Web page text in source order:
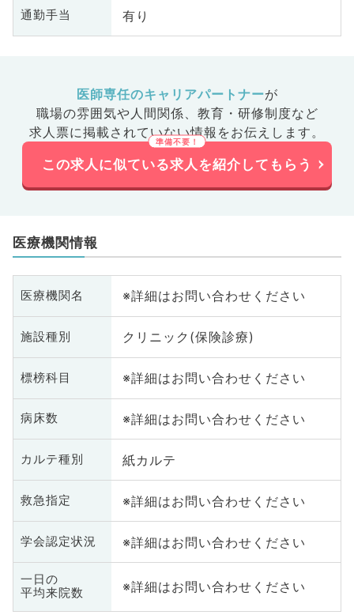
通勤手当 有り
医師専任のキャリアパートナーが
職場の雰囲気や人間関係、 教育・研修制度など
求人票に掲載されていない情報をお伝えします。
この求人に似ている求人を紹介してもらう
医療機関情報
医療機関名 ※詳細はお問い合わせください
施設種別 クリニック(保険診療)
標榜科目 ※詳細はお問い合わせください
病床数 ※詳細はお問い合わせください
カルテ種別 紙カルテ
救急指定 ※詳細はお問い合わせください
学会認定状況 ※詳細はお問い合わせください
一日の
平均来院数
※詳細はお問い合わせください